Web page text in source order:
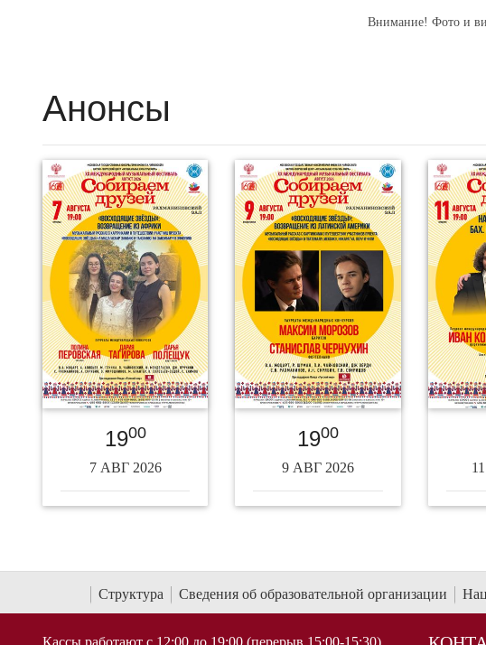
Внимание! Фото и
Анонсы
1900
7 АВГ 2026
1900
9 АВГ 2026
Структура Сведения об образовательной организации
Кассы работают с 12:00 до 19:00 (перерыв 15:00-15:30)